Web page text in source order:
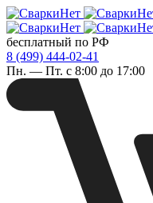
бесплатный по РФ
8 (499) 444-02-41
Пн. — Пт. с 8:00 до 17:00